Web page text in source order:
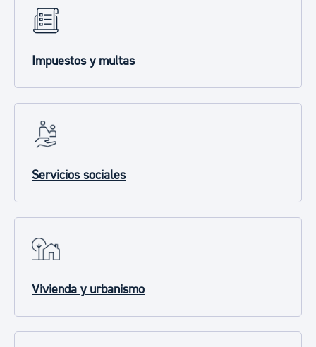
Impuestos y multas
Servicios sociales
Vivienda y urbanismo